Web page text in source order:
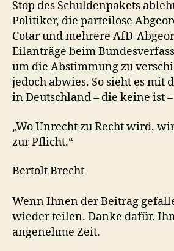
Stop des Schuldenpakets
Politiker, die parteilose
Cotar und mehrere AfD-
Eilanträge beim
um die Abstimmung zu
jedoch abwies. So sieht es mit
in Deutschland – die keine ist –
„Wo Unrecht zu Recht wird,
zur Pflicht.“
Bertolt Brecht
Wenn Ihnen der Beitrag
wieder teilen. Danke dafür.
angenehme Zeit.